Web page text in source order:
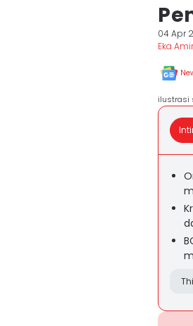
04 Apr
Eka
ilustrasi